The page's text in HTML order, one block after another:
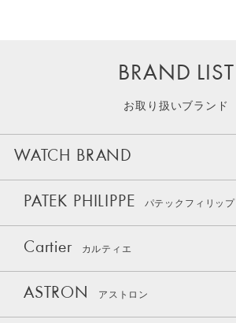
BRAND LIST
お取り扱いブランド
WATCH BRAND
PATEK PHILIPPE パテックフィリップ
Cartier カルティエ
ASTRON アストロン